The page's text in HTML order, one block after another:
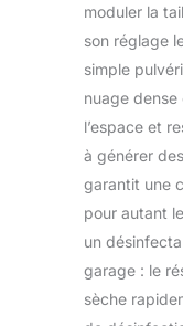
moduler la
son réglage
simple
nuage
l’espace et
à générer
garantit une
pour autant
un
garage : le
sèche